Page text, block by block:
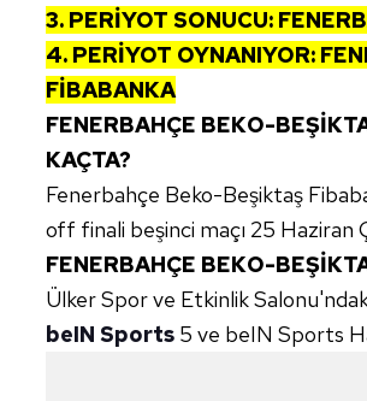
3. PERİYOT SONUCU:
4. PERİYOT OYNANIYOR:
FİBABANKA
FENERBAHÇE BEKO-
KAÇTA?
Fenerbahçe Beko-Beşiktaş
off finali beşinci maçı 25 Haziran
FENERBAHÇE BEKO-
Ülker Spor ve Etkinlik
beIN Sports 5 ve beIN Sports